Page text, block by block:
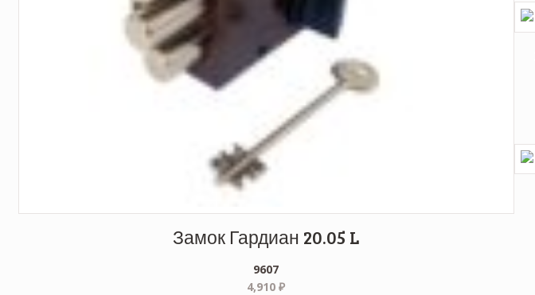
Замок Гардиан 20.05 L
9607
4,910₽